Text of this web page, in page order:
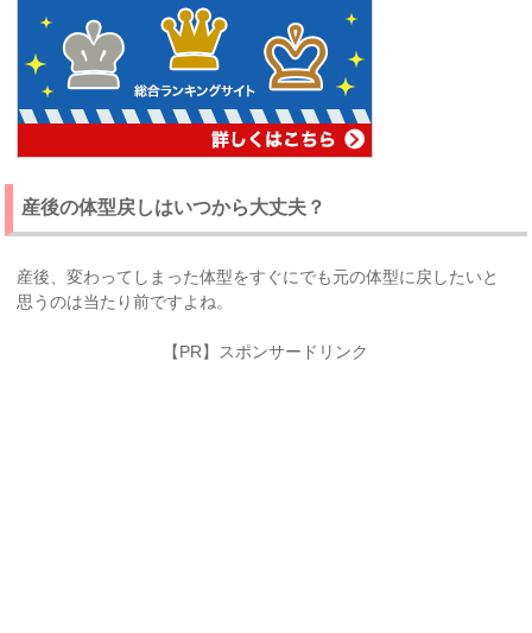
産後の体型戻しはいつから大丈夫？
産後、変わってしまった体型をすぐにでも元の体型に戻したいと
思うのは当たり前ですよね。
【PR】スポンサードリンク